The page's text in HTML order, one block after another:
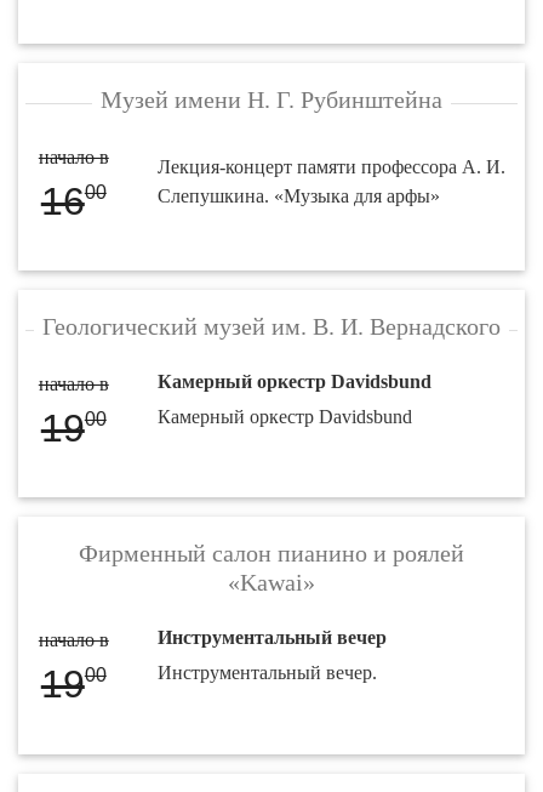
Музей имени Н. Г. Рубинштейна
начало в
1600
Лекция-концерт памяти профессора А. И.
Слепушкина. «Музыка для арфы»
Геологический музей им. В. И. Вернадского
начало в
1900
Камерный оркестр Davidsbund
Камерный оркестр Davidsbund
Фирменный салон пианино и роялей
«Kawai»
начало в
1900
Инструментальный вечер
Инструментальный вечер.